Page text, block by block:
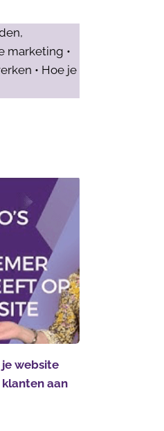
marketing •
• Hoe je
je website
aan